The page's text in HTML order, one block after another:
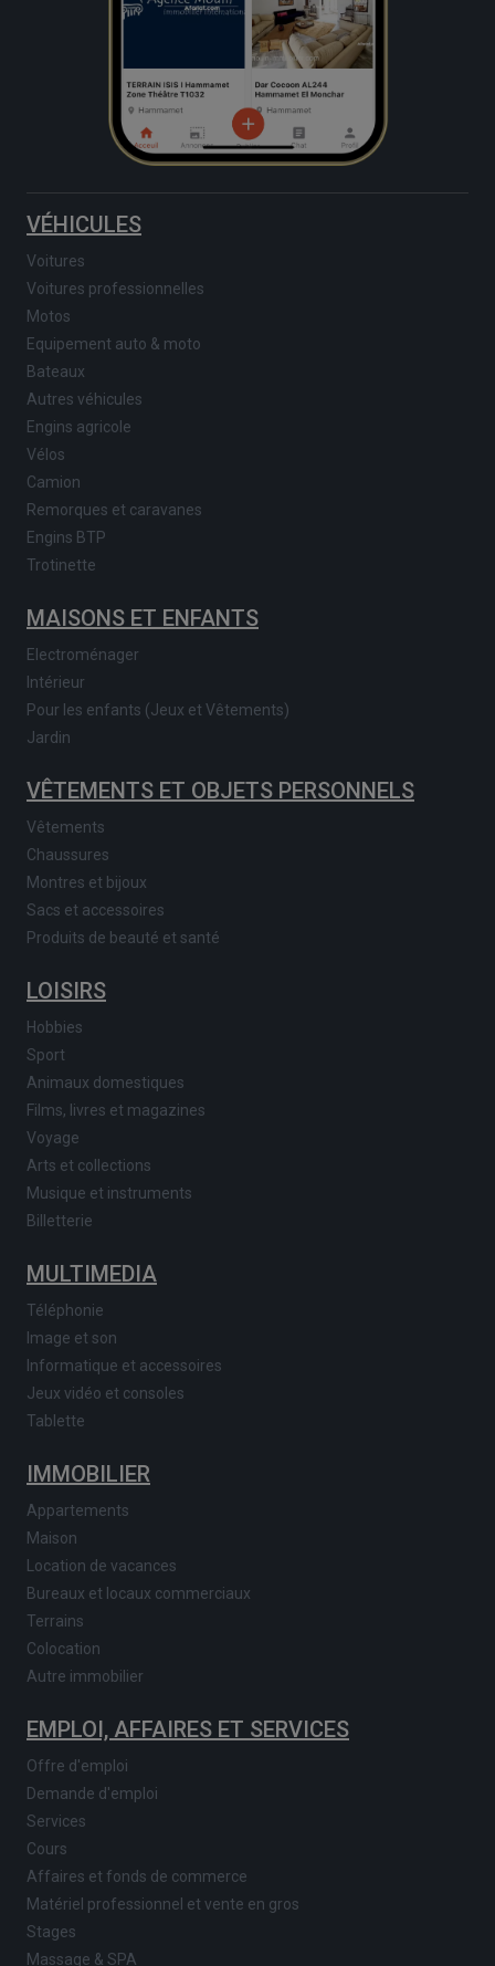
VÉHICULES
Voitures
Voitures professionnelles
Motos
Equipement auto & moto
Bateaux
Autres véhicules
Engins agricole
Vélos
Camion
Remorques et caravanes
Engins BTP
Trotinette
MAISONS ET ENFANTS
Electroménager
Intérieur
Pour les enfants (Jeux et Vêtements)
Jardin
VÊTEMENTS ET OBJETS PERSONNELS
Vêtements
Chaussures
Montres et bijoux
Sacs et accessoires
Produits de beauté et santé
LOISIRS
Hobbies
Sport
Animaux domestiques
Films, livres et magazines
Voyage
Arts et collections
Musique et instruments
Billetterie
MULTIMEDIA
Téléphonie
Image et son
Informatique et accessoires
Jeux vidéo et consoles
Tablette
IMMOBILIER
Appartements
Maison
Location de vacances
Bureaux et locaux commerciaux
Terrains
Colocation
Autre immobilier
EMPLOI, AFFAIRES ET SERVICES
Offre d'emploi
Demande d'emploi
Services
Cours
Affaires et fonds de commerce
Matériel professionnel et vente en gros
Stages
Massage & SPA